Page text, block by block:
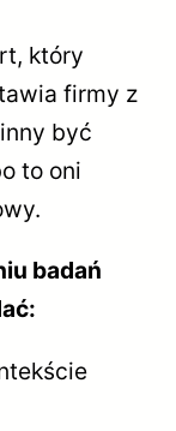
który
firmy z
być
to oni
badań